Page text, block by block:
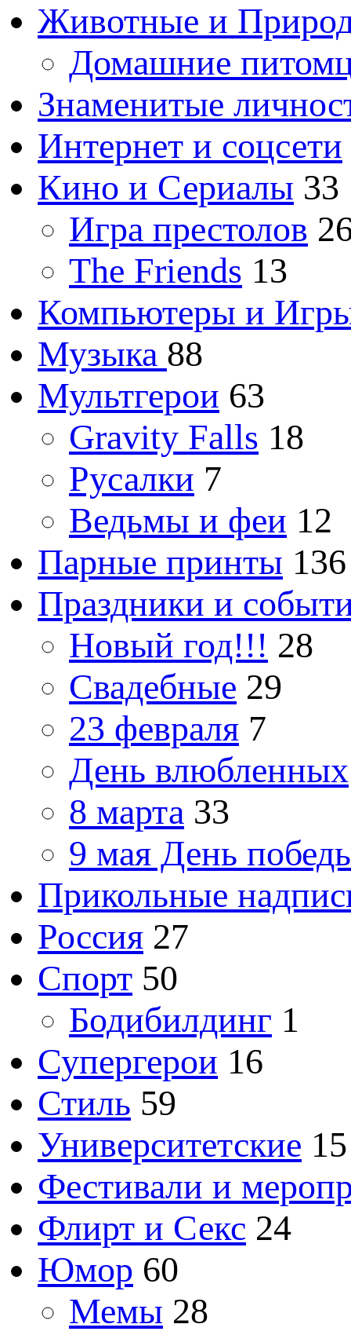
Животные и
Домашние
Знаменитые
Интернет и соцсети
Кино и Сериалы 33
Игра престолов
The Friends 13
Компьютеры и
Музыка 88
Мультгерои 63
Gravity Falls 18
Русалки 7
Ведьмы и феи 12
Парные принты 136
Праздники и
Новый год!!! 28
Свадебные 29
23 февраля 7
День влюбленных
8 марта 33
9 мая День
Прикольные
Россия 27
Спорт 50
Бодибилдинг 1
Супергерои 16
Стиль 59
Университетские 15
Фестивали и
Флирт и Секс 24
Юмор 60
Мемы 28